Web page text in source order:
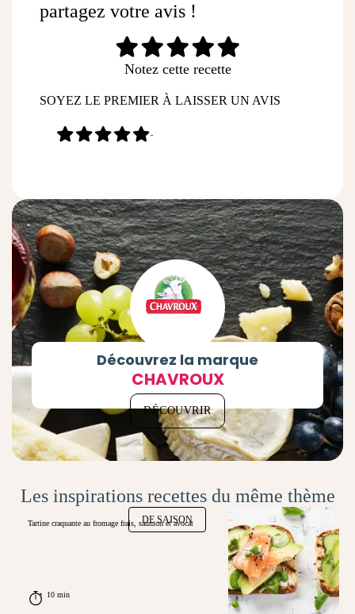
partagez votre avis !
Notez cette recette
SOYEZ LE PREMIER À LAISSER UN AVIS
-
Découvrez la marque
CHAVROUX
DÉCOUVRIR
Les inspirations recettes du même thème
DE SAISON
Tartine craquante au fromage frais, saumon et avocat
10 min